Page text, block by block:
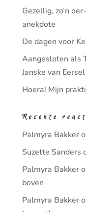
Gezellig, zo’n
anekdote
De dagen voor
Aangesloten als
Janske van Eersel
Hoera! Mijn
Recente
Palmyra Bakker
Suzette Sanders
Palmyra Bakker
boven
Palmyra Bakker